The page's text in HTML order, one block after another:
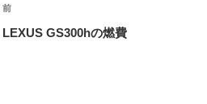
稿
前
の
前
LEXUS GS300hの燃費